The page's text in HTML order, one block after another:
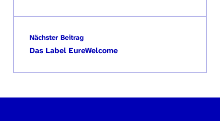
Nächster Beitrag
Das Label EureWelcome